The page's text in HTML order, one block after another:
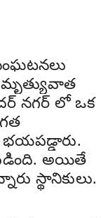
మృత్యువాత
నగర్ లో ఒక
భయపడ్డారు.
అయితే
స్థానికులు.